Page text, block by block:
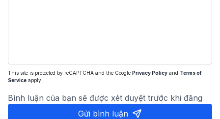
This site is protected by reCAPTCHA and the Google Privacy Policy and Terms of
Service apply.
Bình luận của bạn sẽ được xét duyệt trước khi đăng
Gửi bình luận